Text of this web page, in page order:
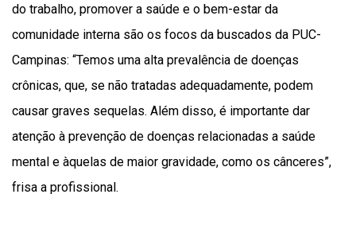
do trabalho, promover a saúde e o bem-estar da
comunidade interna são os focos da buscados da PUC-
Campinas: “Temos uma alta prevalência de doenças
crônicas, que, se não tratadas adequadamente, podem
causar graves sequelas. Além disso, é importante dar
atenção à prevenção de doenças relacionadas a saúde
mental e àquelas de maior gravidade, como os cânceres”,
frisa a profissional.